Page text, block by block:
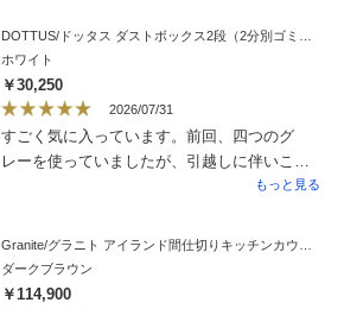
ホワイト
￥30,250
2026/07/31
すごく気に入っています。前回、四つのグ
レーを使っていましたが、引越しに伴いこち
らに買い替え。お値段は張りますが、見た
ゴミ箱が見える位置にしか置けないので、
ちょっと値が張っても綺麗目のこちらにして
正解でした。
もっと見る
ダークブラウン
￥114,900